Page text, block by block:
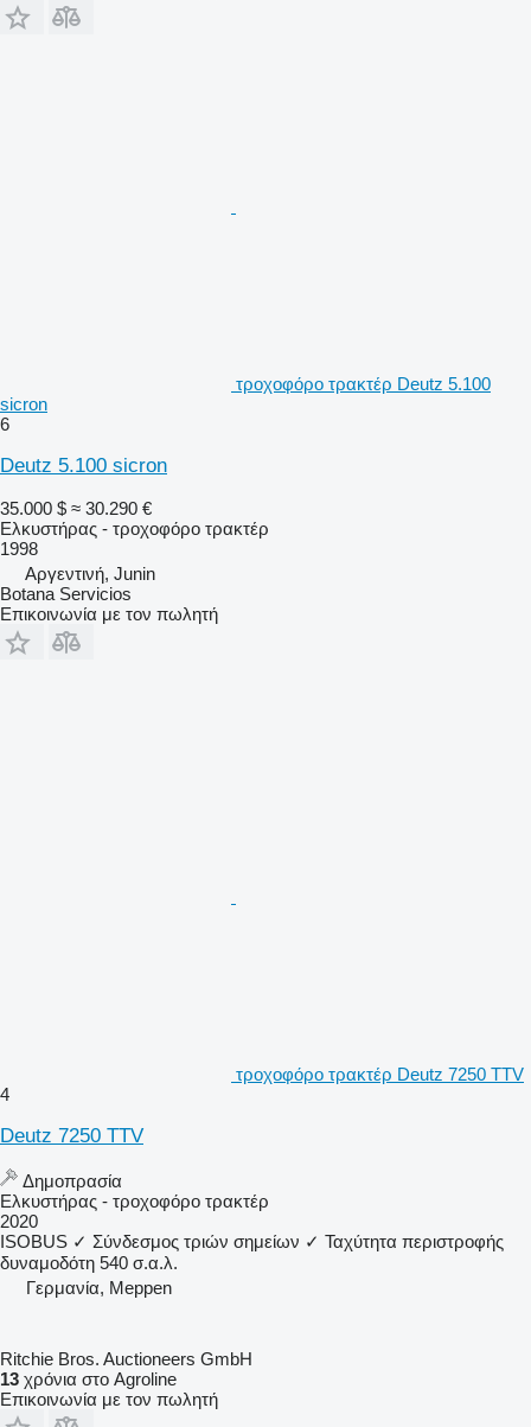
τροχοφόρο τρακτέρ Deutz 5.100
sicron
6
Deutz 5.100 sicron
35.000 $ ≈ 30.290 €
Ελκυστήρας - τροχοφόρο τρακτέρ
1998
Αργεντινή, Junin
Botana Servicios
Επικοινωνία με τον πωλητή
τροχοφόρο τρακτέρ Deutz 7250 TTV
4
Deutz 7250 TTV
Δημοπρασία
Ελκυστήρας - τροχοφόρο τρακτέρ
2020
ISOBUS ✓ Σύνδεσμος τριών σημείων ✓ Ταχύτητα περιστροφής
δυναμοδότη 540 σ.α.λ.
Γερμανία, Meppen
Ritchie Bros. Auctioneers GmbH
13 χρόνια στο Agroline
Επικοινωνία με τον πωλητή